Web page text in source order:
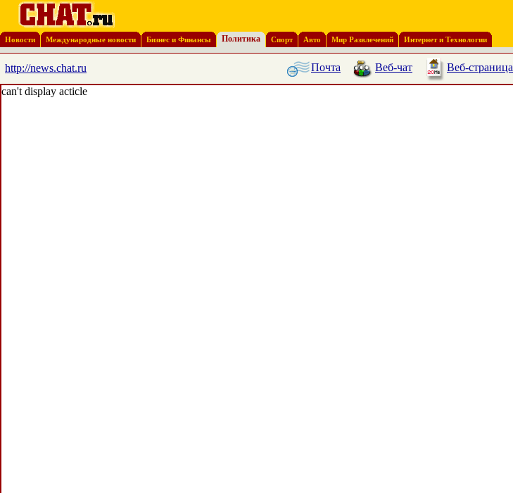
Новости Международные новости Бизнес и Финансы Политика Спорт Авто Мир Развлечений Интернет и Технологии
http://news.chat.ru Почта Веб-чат Веб-страница
can't display acticle